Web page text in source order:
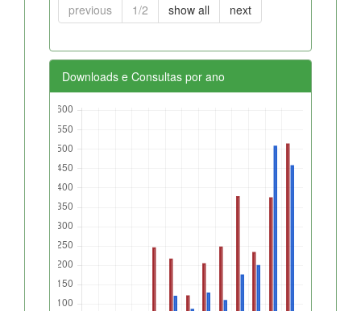
previous 1/2 show all next
Downloads e Consultas por ano